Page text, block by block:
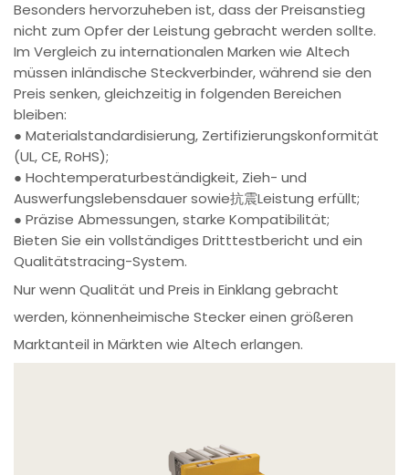
Besonders hervorzuheben ist, dass der Preisanstieg
nicht zum Opfer der Leistung gebracht werden sollte.
Im Vergleich zu internationalen Marken wie Altech
müssen inländische Steckverbinder, während sie den
Preis senken, gleichzeitig in folgenden Bereichen
bleiben:
● Materialstandardisierung, Zertifizierungskonformität
(UL, CE, RoHS);
● Hochtemperaturbeständigkeit, Zieh- und
Auswerfungslebensdauer sowie抗震Leistung erfüllt;
● Präzise Abmessungen, starke Kompatibilität;
Bieten Sie ein vollständiges Dritttestbericht und ein
Qualitätstracing-System.
Nur wenn Qualität und Preis in Einklang gebracht
werden, könnenheimische Stecker einen größeren
Marktanteil in Märkten wie Altech erlangen.